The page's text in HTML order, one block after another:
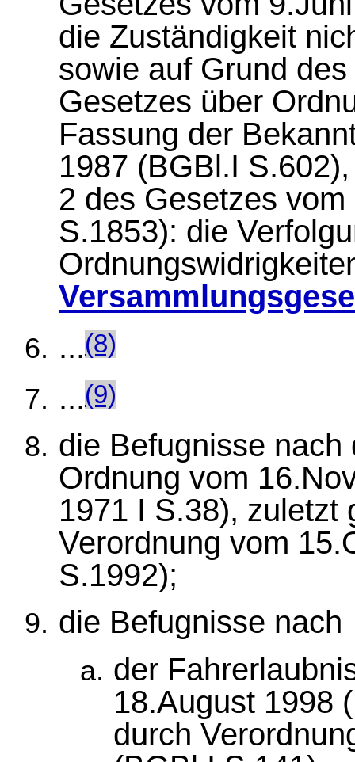
die Zuständigkeit
sowie auf Grund
Gesetzes über
Fassung der
1987 (BGBl.I
2 des Gesetzes
S.1853): die
...(8)
...(9)
die Befugnisse
Ordnung vom
1971 I S.38), zuletzt
Verordnung vom
S.1992);
die Befugnisse nach
der
18.August 1998
durch